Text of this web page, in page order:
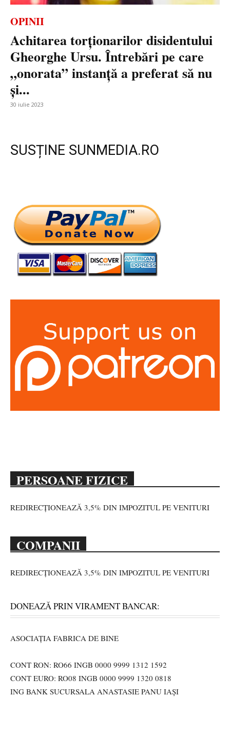
OPINII
Achitarea torționarilor disidentului
Gheorghe Ursu. Întrebări pe care
„onorata” instanță a preferat să nu
și...
30 iulie 2023
SUSȚINE SUNMEDIA.RO
PERSOANE FIZICE
REDIRECȚIONEAZĂ 3,5% DIN IMPOZITUL PE VENITURI
COMPANII
REDIRECȚIONEAZĂ 3,5% DIN IMPOZITUL PE VENITURI
DONEAZĂ PRIN VIRAMENT BANCAR:
ASOCIAȚIA FABRICA DE BINE
CONT RON: RO66 INGB 0000 9999 1312 1592
CONT EURO: RO08 INGB 0000 9999 1320 0818
ING BANK SUCURSALA ANASTASIE PANU IAȘI